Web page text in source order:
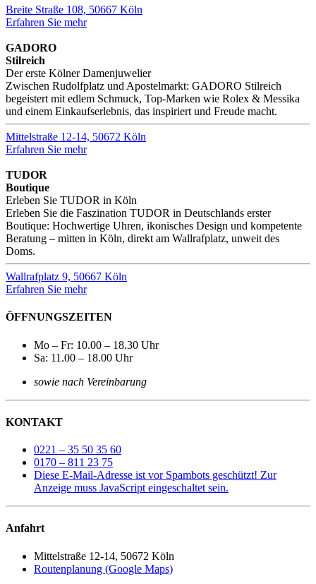
Breite Straße 108, 50667 Köln
Erfahren Sie mehr
GADORO
Stilreich
Der erste Kölner Damenjuwelier
Zwischen Rudolfplatz und Apostelmarkt: GADORO Stilreich
begeistert mit edlem Schmuck, Top-Marken wie Rolex & Messika
und einem Einkaufserlebnis, das inspiriert und Freude macht.
Mittelstraße 12-14, 50672 Köln
Erfahren Sie mehr
TUDOR
Boutique
Erleben Sie TUDOR in Köln
Erleben Sie die Faszination TUDOR in Deutschlands erster
Boutique: Hochwertige Uhren, ikonisches Design und kompetente
Beratung – mitten in Köln, direkt am Wallrafplatz, unweit des
Doms.
Wallrafplatz 9, 50667 Köln
Erfahren Sie mehr
ÖFFNUNGSZEITEN
Mo – Fr: 10.00 – 18.30 Uhr
Sa: 11.00 – 18.00 Uhr
sowie nach Vereinbarung
KONTAKT
0221 – 35 50 35 60
0170 – 811 23 75
Diese E-Mail-Adresse ist vor Spambots geschützt! Zur
Anzeige muss JavaScript eingeschaltet sein.
Anfahrt
Mittelstraße 12-14, 50672 Köln
Routenplanung (Google Maps)